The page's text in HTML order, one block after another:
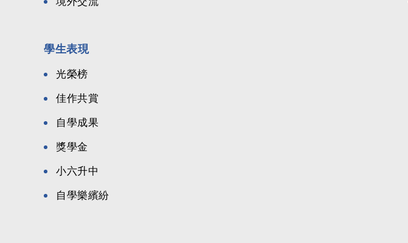
學生表現
光榮榜
佳作共賞
自學成果
獎學金
小六升中
自學樂繽紛